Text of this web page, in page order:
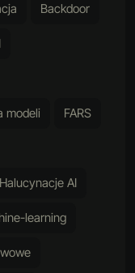
Backdoor
modeli FARS
Halucynacje AI
learning